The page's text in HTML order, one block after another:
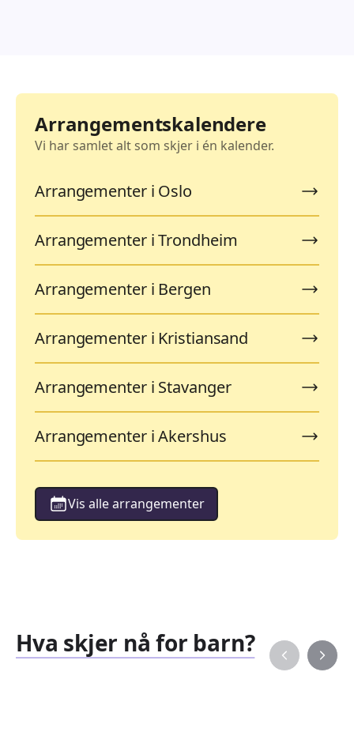
Arrangementskalendere
Vi har samlet alt som skjer i én kalender.
Arrangementer i Oslo
Arrangementer i Trondheim
Arrangementer i Bergen
Arrangementer i Kristiansand
Arrangementer i Stavanger
Arrangementer i Akershus
Vis alle arrangementer
Hva skjer nå for barn?